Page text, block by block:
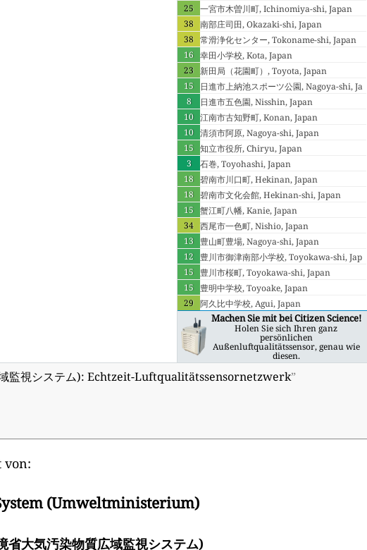
25 一宮市木曽川町, Ichinomiya-shi, Japan
38 南部庄司田, Okazaki-shi, Japan
38 常滑浄化センター, Tokoname-shi, Japan
16 幸田小学校, Kota, Japan
23 新田局（花園町）, Toyota, Japan
15
日進市上納池スポーツ公園, Nagoya-shi, Ja
pan
8
日進市五色園, Nisshin, Japan
10 江南市古知野町, Konan, Japan
10 清須市阿原, Nagoya-shi, Japan
15 知立市役所, Chiryu, Japan
3
石巻, Toyohashi, Japan
18 碧南市川口町, Hekinan, Japan
18 碧南市文化会館, Hekinan-shi, Japan
15 蟹江町八幡, Kanie, Japan
34 西尾市一色町, Nishio, Japan
13 豊山町豊場, Nagoya-shi, Japan
12 豊川市御津南部小学校, Toyokawa-shi, Jap
an
15 豊川市桜町, Toyokawa-shi, Japan
15 豊明中学校, Toyoake, Japan
29 阿久比中学校, Agui, Japan
Machen Sie mit bei Citizen Science!
Holen Sie sich Ihren ganz
persönlichen
Außenluftqualitätssensor, genau wie
diesen.
監視システム): Echtzeit-Luftqualitätssensornetzwerk”
von:
(Umweltministerium)
大気汚染物質広域監視システム)